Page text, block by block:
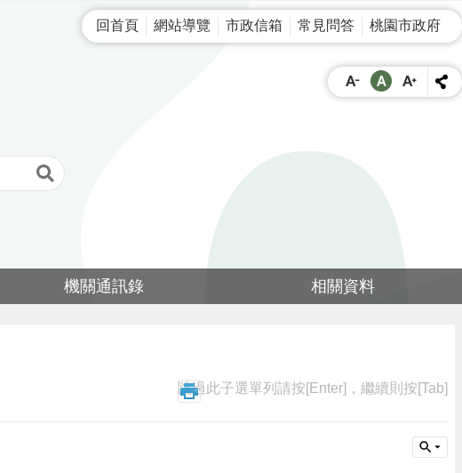
回首頁
網站導覽 市政信箱 常見問答 桃園市政府
機關通訊錄 相關資料
跳過此子選單列請按[Enter]，繼續則按[Tab]